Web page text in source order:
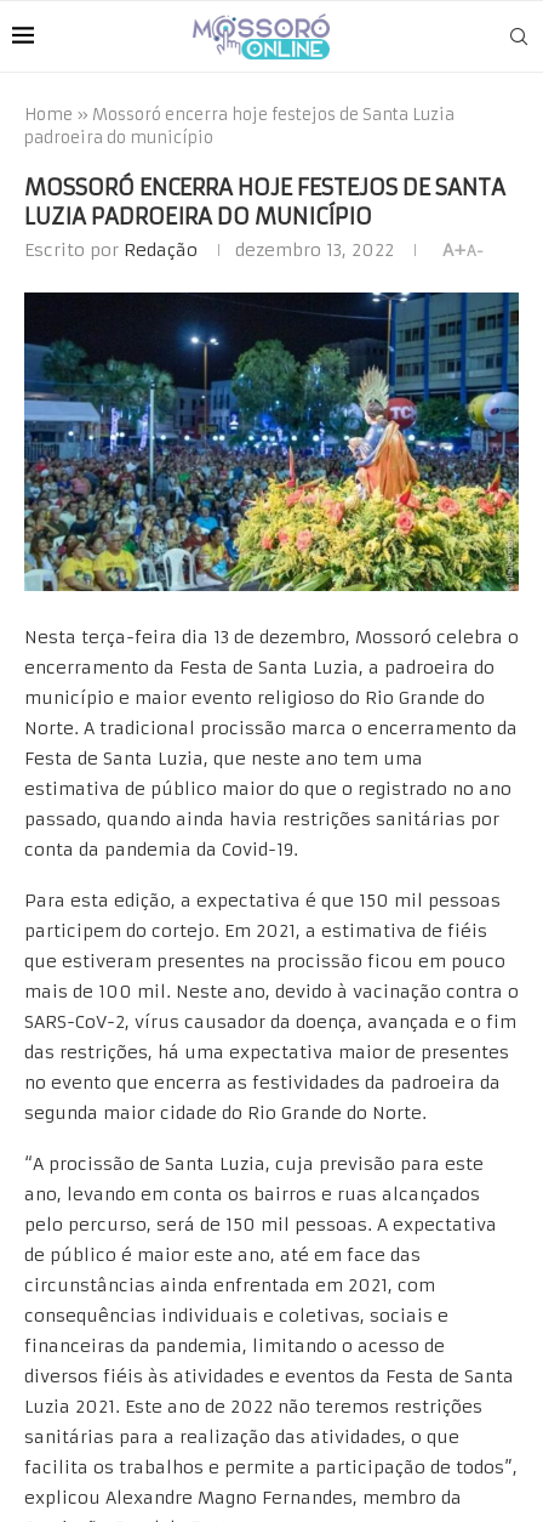
Home » Mossoró encerra hoje festejos de Santa Luzia
padroeira do município
MOSSORÓ ENCERRA HOJE FESTEJOS DE SANTA
LUZIA PADROEIRA DO MUNICÍPIO
Escrito por Redação dezembro 13, 2022 A+A-
Nesta terça-feira dia 13 de dezembro, Mossoró celebra o
encerramento da Festa de Santa Luzia, a padroeira do
município e maior evento religioso do Rio Grande do
Norte. A tradicional procissão marca o encerramento da
Festa de Santa Luzia, que neste ano tem uma
estimativa de público maior do que o registrado no ano
passado, quando ainda havia restrições sanitárias por
conta da pandemia da Covid-19.
Para esta edição, a expectativa é que 150 mil pessoas
participem do cortejo. Em 2021, a estimativa de fiéis
que estiveram presentes na procissão ficou em pouco
mais de 100 mil. Neste ano, devido à vacinação contra o
SARS-CoV-2, vírus causador da doença, avançada e o fim
das restrições, há uma expectativa maior de presentes
no evento que encerra as festividades da padroeira da
segunda maior cidade do Rio Grande do Norte.
“A procissão de Santa Luzia, cuja previsão para este
ano, levando em conta os bairros e ruas alcançados
pelo percurso, será de 150 mil pessoas. A expectativa
de público é maior este ano, até em face das
circunstâncias ainda enfrentada em 2021, com
consequências individuais e coletivas, sociais e
financeiras da pandemia, limitando o acesso de
diversos fiéis às atividades e eventos da Festa de Santa
Luzia 2021. Este ano de 2022 não teremos restrições
sanitárias para a realização das atividades, o que
facilita os trabalhos e permite a participação de todos”,
explicou Alexandre Magno Fernandes, membro da